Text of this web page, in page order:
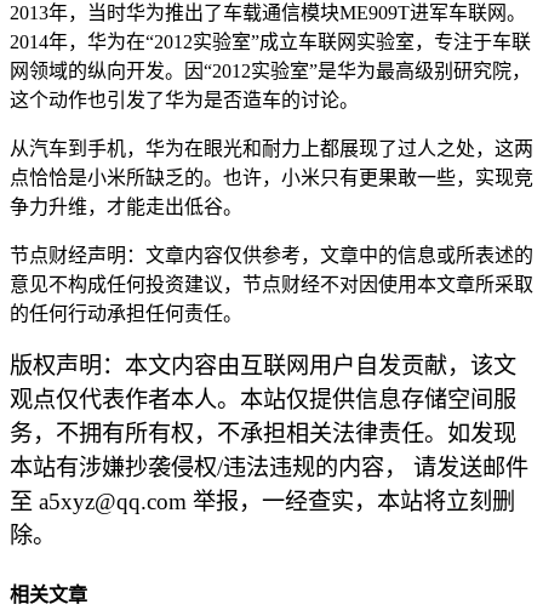
2013年，当时华为推出了车载通信模块ME909T进军车联网。
2014年，华为在“2012实验室”成立车联网实验室，专注于车联
网领域的纵向开发。因“2012实验室”是华为最高级别研究院，
这个动作也引发了华为是否造车的讨论。
从汽车到手机，华为在眼光和耐力上都展现了过人之处，这两
点恰恰是小米所缺乏的。也许，小米只有更果敢一些，实现竞
争力升维，才能走出低谷。
节点财经声明：文章内容仅供参考，文章中的信息或所表述的
意见不构成任何投资建议，节点财经不对因使用本文章所采取
的任何行动承担任何责任。
版权声明：本文内容由互联网用户自发贡献，该文
观点仅代表作者本人。本站仅提供信息存储空间服
务，不拥有所有权，不承担相关法律责任。如发现
本站有涉嫌抄袭侵权/违法违规的内容， 请发送邮件
至 a5xyz@qq.com 举报，一经查实，本站将立刻删
除。
相关文章